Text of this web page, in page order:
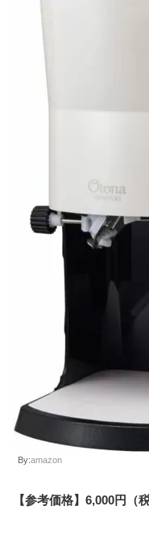
By:amazon
【参考価格】6,000円（税